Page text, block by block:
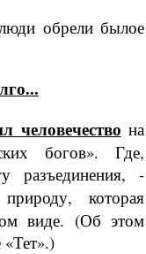
об­рели былое
чело­вечество на
богов». Где,
разъединения, -
которая
виде. (Об этом